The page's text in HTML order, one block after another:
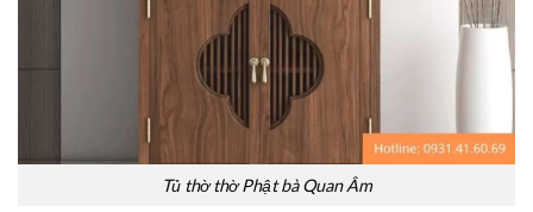
Tủ thờ thờ Phật bà Quan Âm